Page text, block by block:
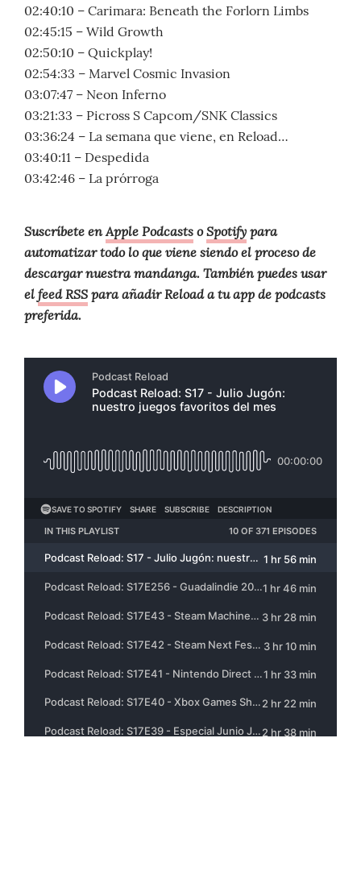
02:40:10 – Carimara: Beneath the Forlorn Limbs
02:45:15 – Wild Growth
02:50:10 – Quickplay!
02:54:33 – Marvel Cosmic Invasion
03:07:47 – Neon Inferno
03:21:33 – Picross S Capcom/SNK Classics
03:36:24 – La semana que viene, en Reload…
03:40:11 – Despedida
03:42:46 – La prórroga
Suscríbete enApple PodcastsoSpotifypara
automatizar todo lo que viene siendo el proceso de
descargar nuestra mandanga. También puedes usar
elfeed RSSpara añadir Reload a tu app de podcasts
preferida.